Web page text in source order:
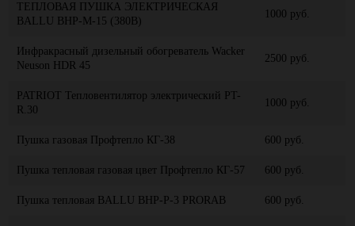
ТЕПЛОВАЯ ПУШКА ЭЛЕКТРИЧЕСКАЯ
BALLU BHP-M-15 (380B)
1000 руб.
Инфракрасный дизельный обогреватель Wacker
Neuson HDR 45
2500 руб.
PATRIOT Тепловентилятор электрический PT-
R.30
1000 руб.
Пушка газовая Профтепло КГ-38 600 руб.
Пушка тепловая газовая цвет Профтепло КГ-57 600 руб.
Пушка тепловая BALLU BHP-P-3 PRORAB 600 руб.